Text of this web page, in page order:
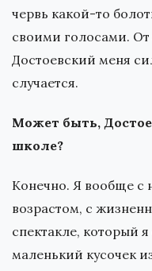
червь какой-то
своими голосами. От
Достоевский меня
случается.
Может быть,
школе?
Конечно. Я вообще с
возрастом, с
спектакле, который
маленький кусочек